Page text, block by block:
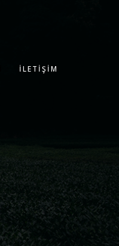
İLETIŞIM